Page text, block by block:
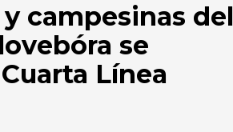
campesinas del
se
Línea